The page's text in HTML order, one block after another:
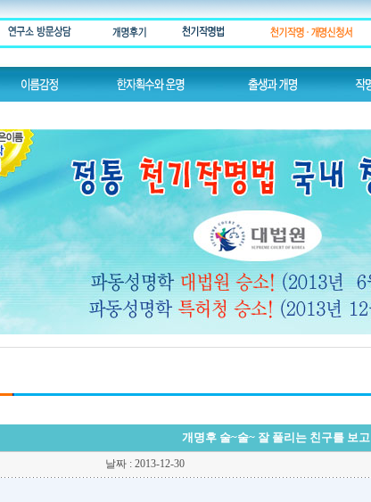
개명후 술~술~ 잘 풀리는 친구를 보고
날짜 : 2013-12-30